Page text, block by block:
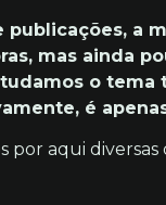
a
mas ainda
o
é
por aqui